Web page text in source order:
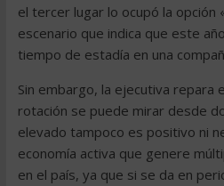
el tercer lugar lo ocupó la opción
escenario que indica que este
tiempo de estadía en una
Sin embargo, la ejecutiva repara
rotación se puede mirar desde
elevado tampoco es positivo ni
economía activa que genere
en el país, ya que si se da en